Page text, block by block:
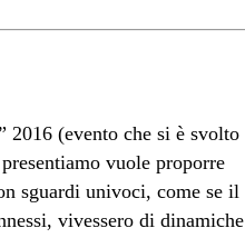
2016 (evento che si è svolto
vuole proporre
sguardi univoci, come se il
vivessero di dinamiche